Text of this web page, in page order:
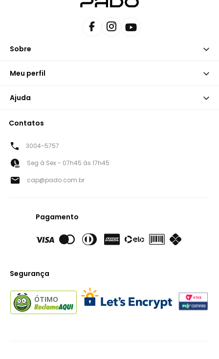
Sobre
Meu perfil
Ajuda
Contatos
3004-5757
Seg à Sex - 07h45 às 17h45
cap@pado.com.br
Pagamento
Segurança
ÓTIMO